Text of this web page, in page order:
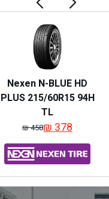
Nexen N-BLUE HD
PLUS 215/60R15 94H
TL
₪458
המחיר
המקורי
היה:
₪ 458.
₪378 המחיר
הנוכחי
הוא:
₪ 378.